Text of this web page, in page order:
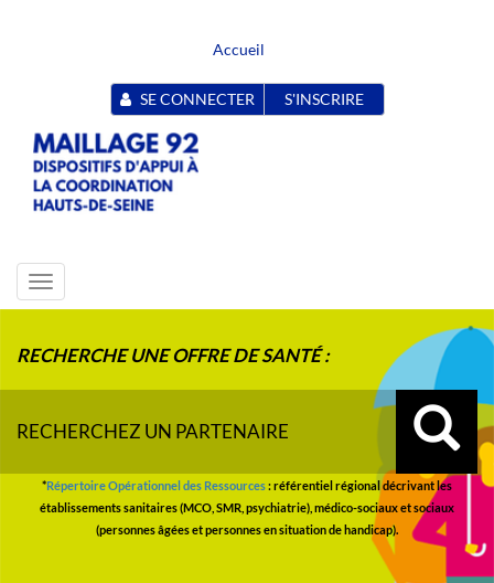
Accueil
SE CONNECTER S'INSCRIRE
Toggle
navigation
RECHERCHE UNE OFFRE DE SANTÉ :
RECHERCHEZ UN PARTENAIRE
*Répertoire Opérationnel des Ressources: référentiel régional décrivant les
établissements sanitaires (MCO, SMR, psychiatrie), médico-sociaux et sociaux
(personnes âgées et personnes en situation de handicap).